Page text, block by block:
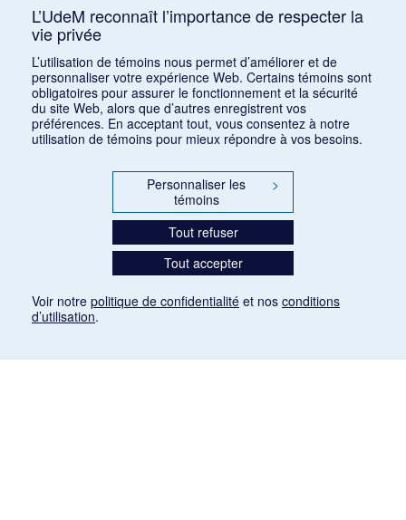
L’UdeM reconnaît l’importance de respecter la
vie privée
L’utilisation de témoins nous permet d’améliorer et de
personnaliser votre expérience Web. Certains témoins sont
obligatoires pour assurer le fonctionnement et la sécurité
du site Web, alors que d’autres enregistrent vos
préférences. En acceptant tout, vous consentez à notre
utilisation de témoins pour mieux répondre à vos besoins.
Personnaliser les
témoins
>
Tout refuser
Tout accepter
Voir notre politique de confidentialité et nos conditions
d’utilisation.